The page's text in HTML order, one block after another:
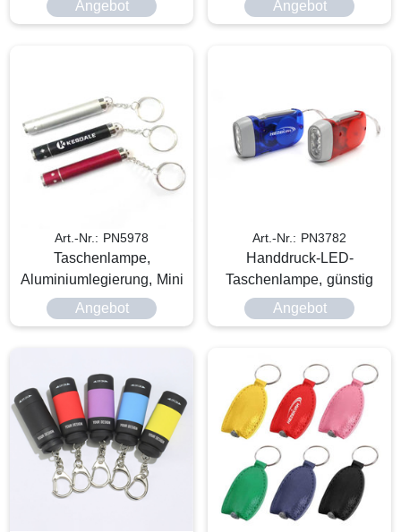
Angebot Angebot
Art.-Nr.: PN5978
Taschenlampe,
Aluminiumlegierung, Mini
Angebot
Art.-Nr.: PN3782
Handdruck-LED-
Taschenlampe, günstig
Angebot